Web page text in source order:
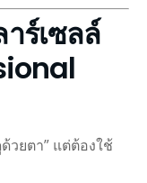
ร์เซลล์
วยตา” แต่ต้องใช้